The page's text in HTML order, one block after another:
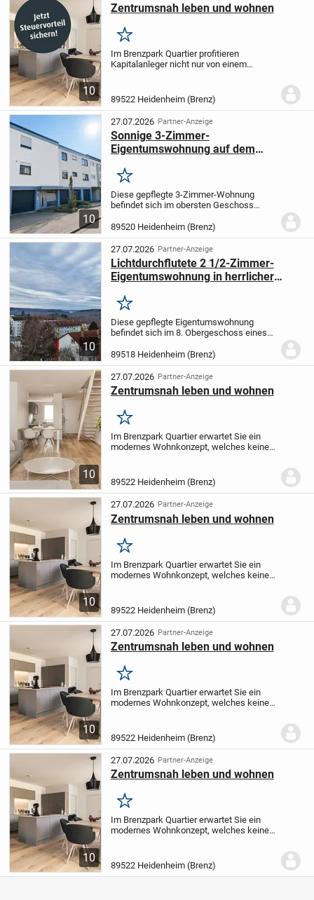
10
Zentrumsnah leben und wohnen
Merken
Im Brenzpark Quartier profitieren
Kapitalanleger nicht nur von einem
Vorteilen, die diese Wohnung besonders
Durch...
89522 Heidenheim (Brenz)
10
27.07.2026 Partner-Anzeige
Sonnige 3-Zimmer-
Eigentumswohnung auf dem
Merken
Diese gepflegte 3-Zimmer-Wohnung
befindet sich im obersten Geschoss
durch ihre ruhige Wohnlage, eine
durchdachte Raumaufteilung sowie einen
schönen sonnigen...
89520 Heidenheim (Brenz)
10
27.07.2026 Partner-Anzeige
Lichtdurchflutete 2 1/2-Zimmer-
Eigentumswohnung in herrlicher
Merken
Diese gepflegte Eigentumswohnung
befindet sich im 8. Obergeschoss eines
Berg. Ein besonderes Highlight ist der
Südbalkon, der mit einer beeindruckenden
Aussicht...
89518 Heidenheim (Brenz)
10
27.07.2026 Partner-Anzeige
Zentrumsnah leben und wohnen
Merken
Im Brenzpark Quartier erwartet Sie ein
modernes Wohnkonzept, welches keine
m² durchdachte Grundrisse, die ideal für...
89522 Heidenheim (Brenz)
10
27.07.2026 Partner-Anzeige
Zentrumsnah leben und wohnen
Merken
Im Brenzpark Quartier erwartet Sie ein
modernes Wohnkonzept, welches keine
m² durchdachte Grundrisse, die ideal für...
89522 Heidenheim (Brenz)
10
27.07.2026 Partner-Anzeige
Zentrumsnah leben und wohnen
Merken
Im Brenzpark Quartier erwartet Sie ein
modernes Wohnkonzept, welches keine
m² durchdachte Grundrisse, die ideal für...
89522 Heidenheim (Brenz)
10
27.07.2026 Partner-Anzeige
Zentrumsnah leben und wohnen
Merken
Im Brenzpark Quartier erwartet Sie ein
modernes Wohnkonzept, welches keine
m² durchdachte Grundrisse, die ideal für...
89522 Heidenheim (Brenz)